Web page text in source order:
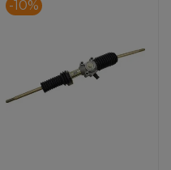
-10%